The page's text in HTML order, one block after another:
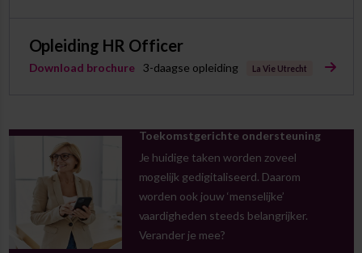
Opleiding HR Officer
Download brochure 3-daagse opleiding La Vie Utrecht
Toekomstgerichte ondersteuning
Je huidige taken worden zoveel
mogelijk gedigitaliseerd. Daarom
worden ook jouw ‘menselijke’
vaardigheden steeds belangrijker.
Verander je mee?